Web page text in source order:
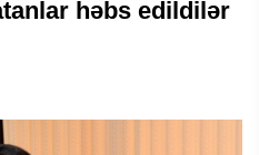
həbs edildilər